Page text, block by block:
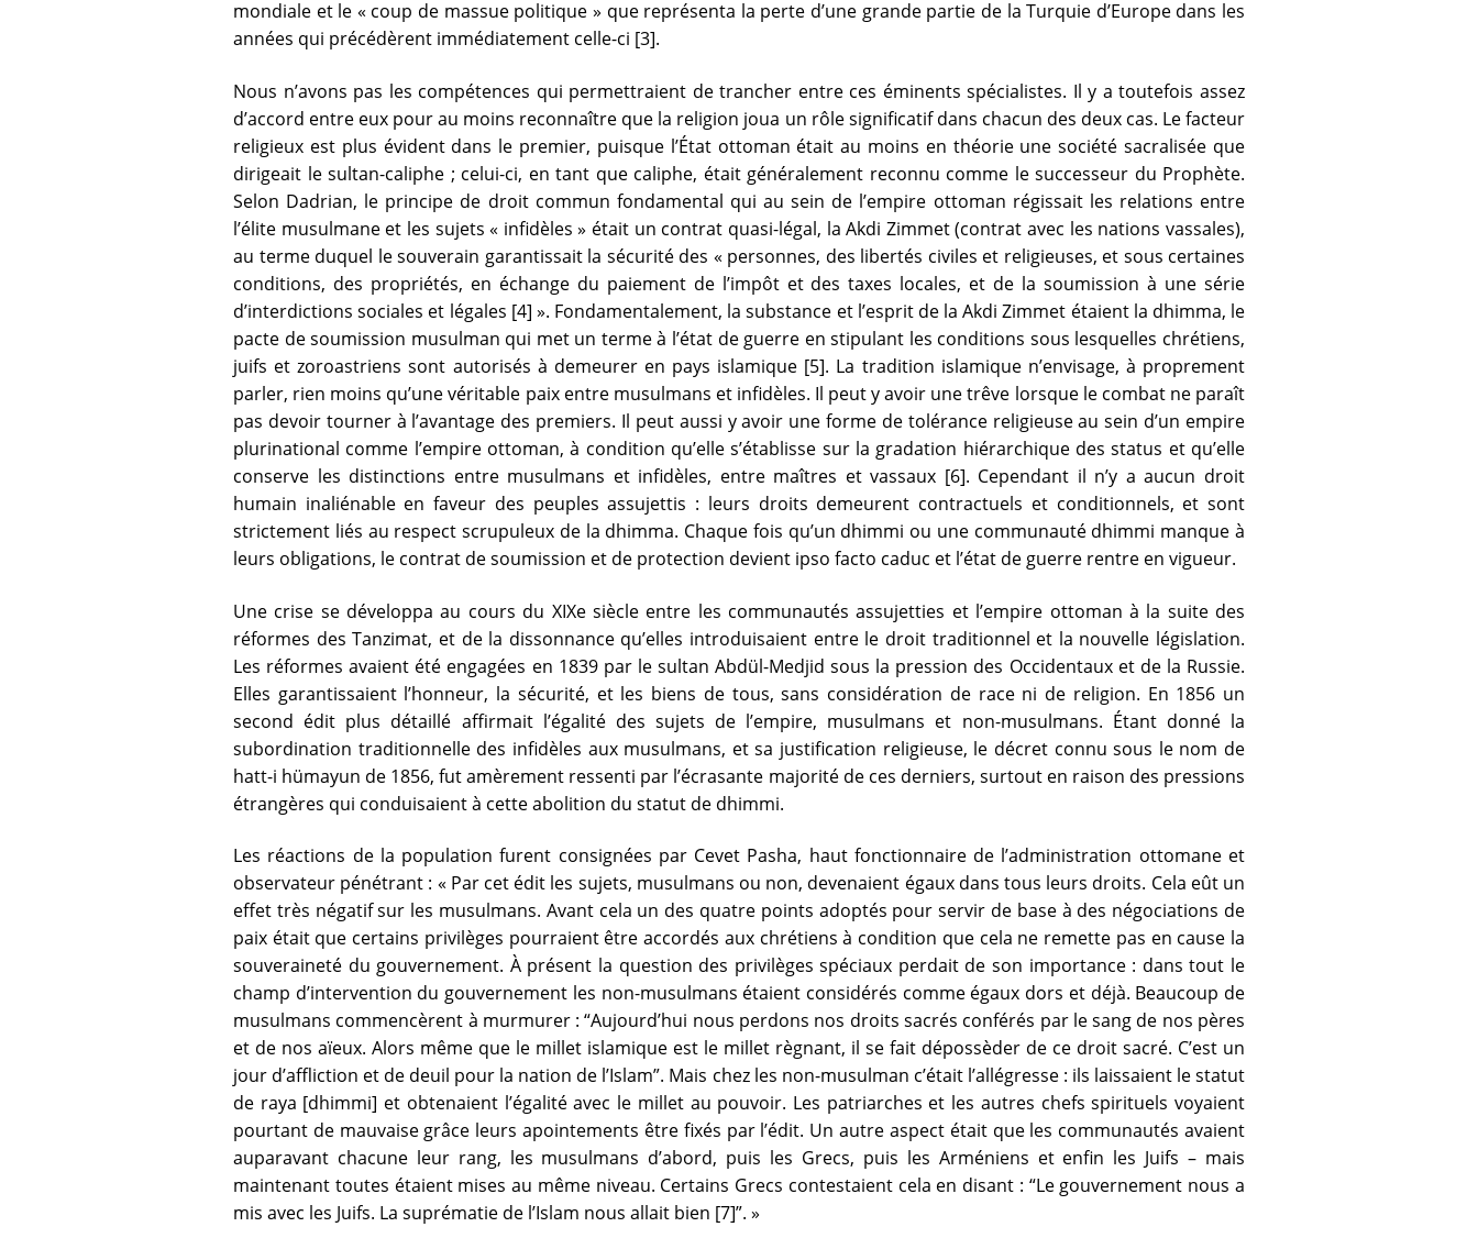
mondiale et le « coup de massue politique » que représenta la perte d’une grande partie de la Turquie d’Europe dans les
années qui précédèrent immédiatement celle-ci [3].
Nous n’avons pas les compétences qui permettraient de trancher entre ces éminents spécialistes. Il y a toutefois assez
d’accord entre eux pour au moins reconnaître que la religion joua un rôle significatif dans chacun des deux cas. Le facteur
religieux est plus évident dans le premier, puisque l’État ottoman était au moins en théorie une société sacralisée que
dirigeait le sultan-caliphe ; celui-ci, en tant que caliphe, était généralement reconnu comme le successeur du Prophète.
Selon Dadrian, le principe de droit commun fondamental qui au sein de l’empire ottoman régissait les relations entre
l’élite musulmane et les sujets « infidèles » était un contrat quasi-légal, la Akdi Zimmet (contrat avec les nations vassales),
au terme duquel le souverain garantissait la sécurité des « personnes, des libertés civiles et religieuses, et sous certaines
conditions, des propriétés, en échange du paiement de l’impôt et des taxes locales, et de la soumission à une série
d’interdictions sociales et légales [4] ». Fondamentalement, la substance et l’esprit de la Akdi Zimmet étaient la dhimma, le
pacte de soumission musulman qui met un terme à l’état de guerre en stipulant les conditions sous lesquelles chrétiens,
juifs et zoroastriens sont autorisés à demeurer en pays islamique [5]. La tradition islamique n’envisage, à proprement
parler, rien moins qu’une véritable paix entre musulmans et infidèles. Il peut y avoir une trêve lorsque le combat ne paraît
pas devoir tourner à l’avantage des premiers. Il peut aussi y avoir une forme de tolérance religieuse au sein d’un empire
plurinational comme l’empire ottoman, à condition qu’elle s’établisse sur la gradation hiérarchique des status et qu’elle
conserve les distinctions entre musulmans et infidèles, entre maîtres et vassaux [6]. Cependant il n’y a aucun droit
humain inaliénable en faveur des peuples assujettis : leurs droits demeurent contractuels et conditionnels, et sont
strictement liés au respect scrupuleux de la dhimma. Chaque fois qu’un dhimmi ou une communauté dhimmi manque à
leurs obligations, le contrat de soumission et de protection devient ipso facto caduc et l’état de guerre rentre en vigueur.
Une crise se développa au cours du XIXe siècle entre les communautés assujetties et l’empire ottoman à la suite des
réformes des Tanzimat, et de la dissonnance qu’elles introduisaient entre le droit traditionnel et la nouvelle législation.
Les réformes avaient été engagées en 1839 par le sultan Abdül-Medjid sous la pression des Occidentaux et de la Russie.
Elles garantissaient l’honneur, la sécurité, et les biens de tous, sans considération de race ni de religion. En 1856 un
second édit plus détaillé affirmait l’égalité des sujets de l’empire, musulmans et non-musulmans. Étant donné la
subordination traditionnelle des infidèles aux musulmans, et sa justification religieuse, le décret connu sous le nom de
hatt-i hümayun de 1856, fut amèrement ressenti par l’écrasante majorité de ces derniers, surtout en raison des pressions
étrangères qui conduisaient à cette abolition du statut de dhimmi.
Les réactions de la population furent consignées par Cevet Pasha, haut fonctionnaire de l’administration ottomane et
observateur pénétrant : « Par cet édit les sujets, musulmans ou non, devenaient égaux dans tous leurs droits. Cela eût un
effet très négatif sur les musulmans. Avant cela un des quatre points adoptés pour servir de base à des négociations de
paix était que certains privilèges pourraient être accordés aux chrétiens à condition que cela ne remette pas en cause la
souveraineté du gouvernement. À présent la question des privilèges spéciaux perdait de son importance : dans tout le
champ d’intervention du gouvernement les non-musulmans étaient considérés comme égaux dors et déjà. Beaucoup de
musulmans commencèrent à murmurer : “Aujourd’hui nous perdons nos droits sacrés conférés par le sang de nos pères
et de nos aïeux. Alors même que le millet islamique est le millet règnant, il se fait dépossèder de ce droit sacré. C’est un
jour d’affliction et de deuil pour la nation de l’Islam”. Mais chez les non-musulman c’était l’allégresse : ils laissaient le statut
de raya [dhimmi] et obtenaient l’égalité avec le millet au pouvoir. Les patriarches et les autres chefs spirituels voyaient
pourtant de mauvaise grâce leurs apointements être fixés par l’édit. Un autre aspect était que les communautés avaient
auparavant chacune leur rang, les musulmans d’abord, puis les Grecs, puis les Arméniens et enfin les Juifs – mais
maintenant toutes étaient mises au même niveau. Certains Grecs contestaient cela en disant : “Le gouvernement nous a
mis avec les Juifs. La suprématie de l’Islam nous allait bien [7]”. »